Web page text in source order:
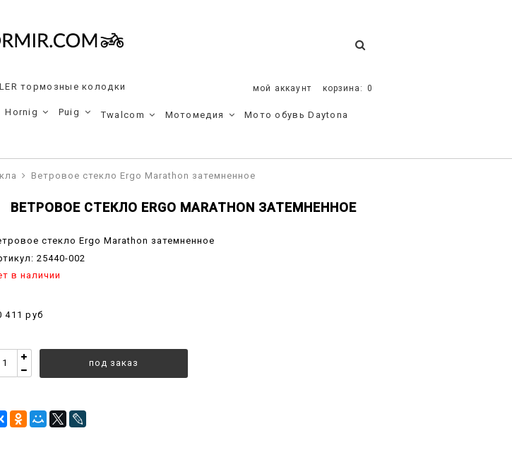
мой аккаунт корзина: 0
тормозные колодки
Hornig Puig Twalcom Мотомедия Мото обувь Daytona
Ветровое стекло Ergo Marathon затемненное
ВЕТРОВОЕ СТЕКЛО ERGO MARATHON ЗАТЕМНЕННОЕ
стекло Ergo Marathon затемненное
25440-002
в наличии
411 руб
под заказ